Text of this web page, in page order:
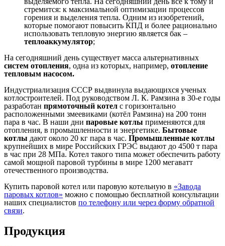
стремится: к максимальной оптимизации процессов
горения и выделения тепла. Одним из изобретений,
которые помогают повысить КПД и более рационально
использовать тепловую энергию является бак –
теплоаккумулятор;
На сегодняшний день существует масса альтернативных
систем отопления, одна из которых, например, отопление
тепловым насосом.
Индустриализация СССР выдвинула выдающихся ученых
котлостроителей. Под руководством Л. К. Рамзина в 30-е годы
разработан прямоточный котел с горизонтально
расположенными змеевиками (котёл Рамзина) на 200 тонн
пара в час. В наши дни паровые котлы применяются для
отопления, в промышленности и энергетике. Бытовые
котлы дают около 20 кг пара в час. Промышленные котлы
крупнейших в мире Российских ГРЭС выдают до 4500 т пара
в час при 28 МПа. Котел такого типа может обеспечить работу
самой мощной паровой турбины в мире 1200 мегаватт
отечественного производства.
Купить паровой котел или паровую котельную в «Завода
паровых котлов» можно с помощью бесплатной консультации
наших специалистов по телефону или через форму обратной
связи.
Продукция